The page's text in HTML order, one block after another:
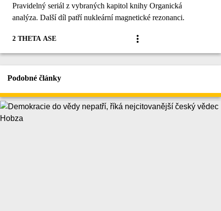
Pravidelný seriál z vybraných kapitol knihy Organická
analýza. Další díl patří nukleární magnetické rezonanci.
2 THETA ASE
Podobné články